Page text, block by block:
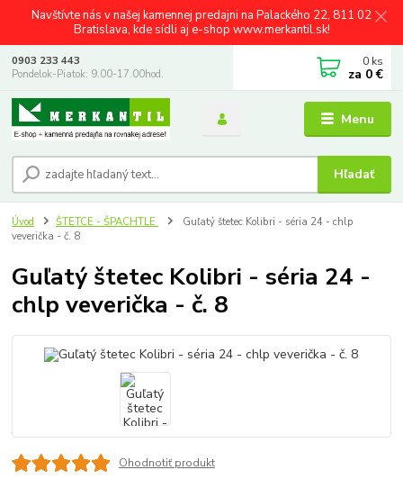
Navštívte nás v našej kamennej predajni na Palackého 22, 811 02
Bratislava, kde sídli aj e-shop www.merkantil.sk!
Menu
Hľadať
0903 233 443
Pondelok-Piatok: 9.00-17.00hod.
0 ks
za 0 €
Úvod ŠTETCE - ŠPACHTLE
Guľatý štetec Kolibri - séria 24 - chlp
veverička - č. 8
Guľatý štetec Kolibri - séria 24 -
chlp veverička - č. 8
Ohodnotiť produkt